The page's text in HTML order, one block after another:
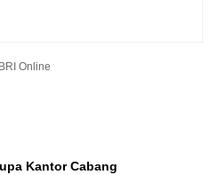
Online
Kantor Cabang